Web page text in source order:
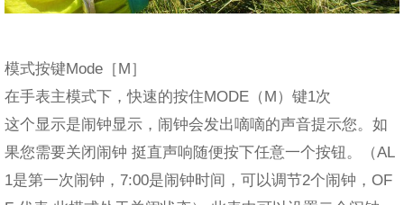
模式按键Mode［M］
在手表主模式下，快速的按住MODE（M）键1次
这个显示是闹钟显示，闹钟会发出嘀嘀的声音提示您。如
果您需要关闭闹钟 挺直声响随便按下任意一个按钮。（AL
1是第一次闹钟，7:00是闹钟时间，可以调节2个闹钟，OF